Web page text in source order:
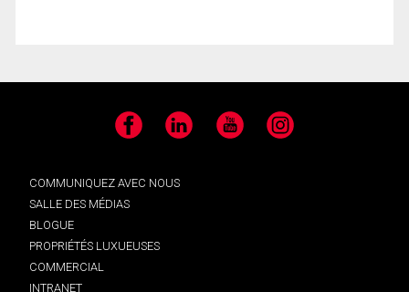
Facebook LinkedIn YouTube Instagram
COMMUNIQUEZ AVEC NOUS
SALLE DES MÉDIAS
BLOGUE
PROPRIÉTÉS LUXUEUSES
COMMERCIAL
INTRANET